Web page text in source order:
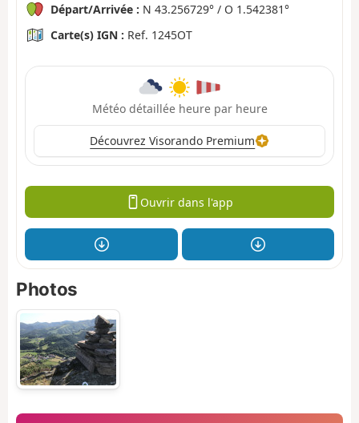
Départ/Arrivée : N 43.256729° / O 1.542381°
Carte(s) IGN : Ref. 1245OT
Météo détaillée heure par heure
Découvrez Visorando Premium
Ouvrir dans l'app
Photos